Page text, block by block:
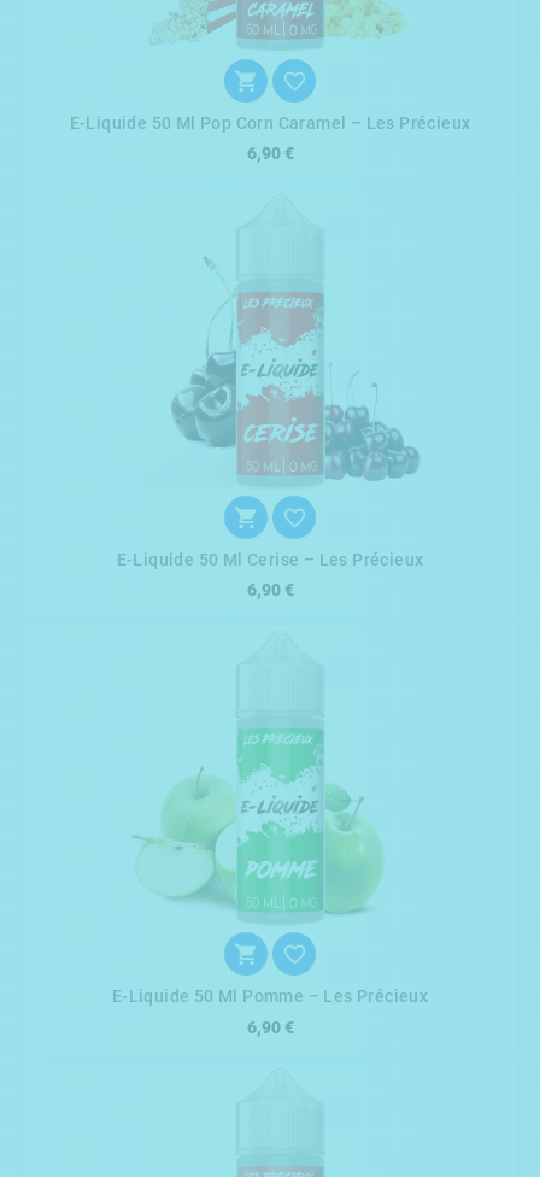
 
E-Liquide 50 Ml Pop Corn Caramel – Les Précieux
6,90 €
 
E-Liquide 50 Ml Cerise – Les Précieux
6,90 €
 
E-Liquide 50 Ml Pomme – Les Précieux
6,90 €